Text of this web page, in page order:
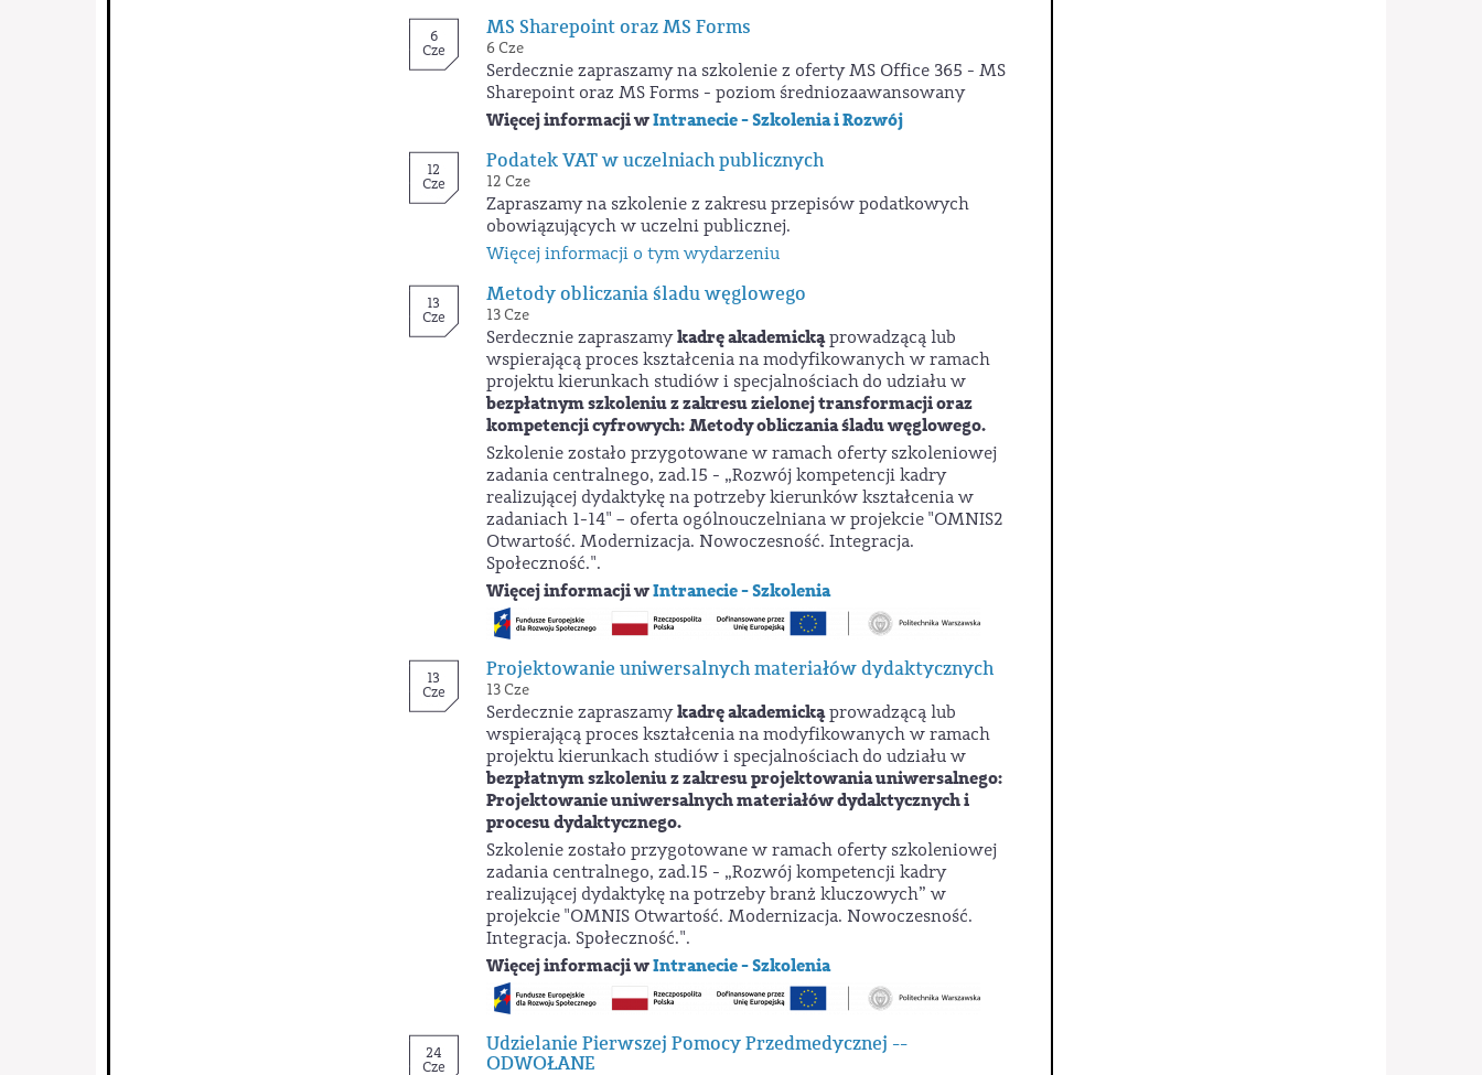
6
Cze
MS Sharepoint oraz MS Forms
6 Cze
Serdecznie zapraszamy na szkolenie z oferty MS Office 365 - MS
Sharepoint oraz MS Forms - poziom średniozaawansowany
Więcej informacji wIntranecie - Szkolenia i Rozwój
12
Cze
Podatek VAT w uczelniach publicznych
12 Cze
Zapraszamy na szkolenie z zakresu przepisów podatkowych
obowiązujących w uczelni publicznej.
Więcej informacji o tym wydarzeniu
13
Cze
Metody obliczania śladu węglowego
13 Cze
Serdecznie zapraszamykadrę akademickąprowadzącą lub
wspierającą proces kształcenia na modyfikowanych w ramach
projektu kierunkach studiów i specjalnościach do udziału w
bezpłatnym szkoleniu z zakresu zielonej transformacji oraz
kompetencji cyfrowych: Metody obliczania śladu węglowego.
Szkolenie zostało przygotowane w ramach oferty szkoleniowej
zadania centralnego, zad.15 - „Rozwój kompetencji kadry
realizującej dydaktykę na potrzeby kierunków kształcenia w
zadaniach 1-14" – oferta ogólnouczelniana w projekcie "OMNIS2
Otwartość. Modernizacja. Nowoczesność. Integracja.
Społeczność.".
Więcej informacji wIntranecie - Szkolenia
13
Cze
Projektowanie uniwersalnych materiałów dydaktycznych
13 Cze
Serdecznie zapraszamykadrę akademickąprowadzącą lub
wspierającą proces kształcenia na modyfikowanych w ramach
projektu kierunkach studiów i specjalnościach do udziału w
bezpłatnym szkoleniu z zakresu projektowania uniwersalnego:
Projektowanie uniwersalnych materiałów dydaktycznych i
procesu dydaktycznego.
Szkolenie zostało przygotowane w ramach oferty szkoleniowej
zadania centralnego, zad.15 - „Rozwój kompetencji kadry
realizującej dydaktykę na potrzeby branż kluczowych” w
projekcie "OMNIS Otwartość. Modernizacja. Nowoczesność.
Integracja. Społeczność.".
Więcej informacji wIntranecie - Szkolenia
24
Cze
Udzielanie Pierwszej Pomocy Przedmedycznej --
ODWOŁANE